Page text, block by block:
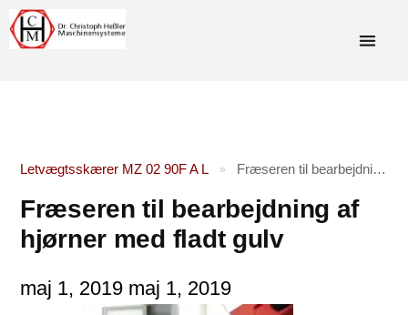
Letvægtsskærer MZ 02 90F A L » Fræseren til bearbejdning af hjørner med fladt gulv
Fræseren til bearbejdning af
hjørner med fladt gulv
maj 1, 2019 maj 1, 2019